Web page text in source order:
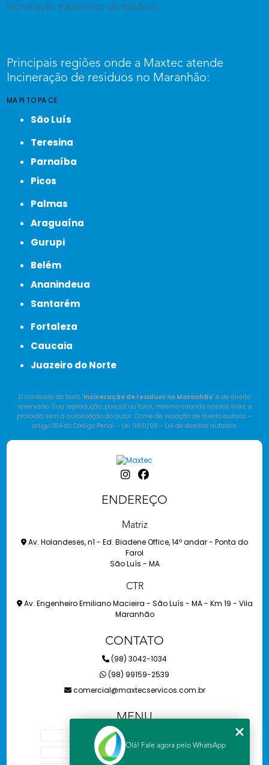
Incineração tratamento de residuos
Principais regiões onde a Maxtec atende
Incineração de residuos no Maranhão:
MAPI TOPACE
São Luís
Teresina
Parnaíba
Picos
Palmas
Araguaína
Gurupi
Belém
Ananindeua
Santarém
Fortaleza
Caucaia
Juazeiro do Norte
O conteúdo do texto "Incineração de residuos no Maranhão" é de direito
reservado. Sua reprodução, parcial ou total, mesmo citando nossos links, é
proibida sem a autorização do autor. Crime de violação de direito autoral –
artigo 184 do Código Penal – Lei 9610/98 - Lei de direitos autorais.
ENDEREÇO
Matriz
Av. Holandeses, n1 - Ed. Biadene Office, 14º andar - Ponta do
Farol
São Luís - MA
CTR
Av. Engenheiro Emiliano Macieira - São Luís - MA - Km 19 - Vila
Maranhão
CONTATO
(98) 3042-1034
(98) 99159-2539
comercial@maxtecservicos.com.br
MENU
SOBRE NÓS
Olá! Fale agora pelo WhatsApp